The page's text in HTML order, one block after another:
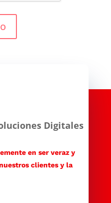
Digitales
en ser veraz y
clientes y la